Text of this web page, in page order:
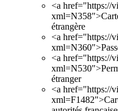
<a href="https://
étrangère
<a href="https://
<a href="https://
étranger
<a href="https://